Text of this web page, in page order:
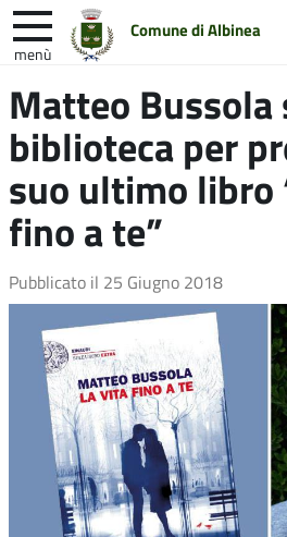
Comune di Albinea
menù
nel
sito
Entra in Comune
Unione Colline
Matteo Bussola
biblioteca per
suo ultimo libro
fino a te”
Pubblicato il 25 Giugno 2018